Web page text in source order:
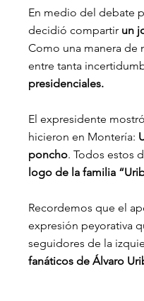
En medio del debate
decidió compartir un
Como una manera de
entre tanta
presidenciales.
El expresidente
hicieron en Montería:
poncho. Todos estos
logo de la familia
Recordemos que el
expresión peyorativa
seguidores de la
fanáticos de Álvaro